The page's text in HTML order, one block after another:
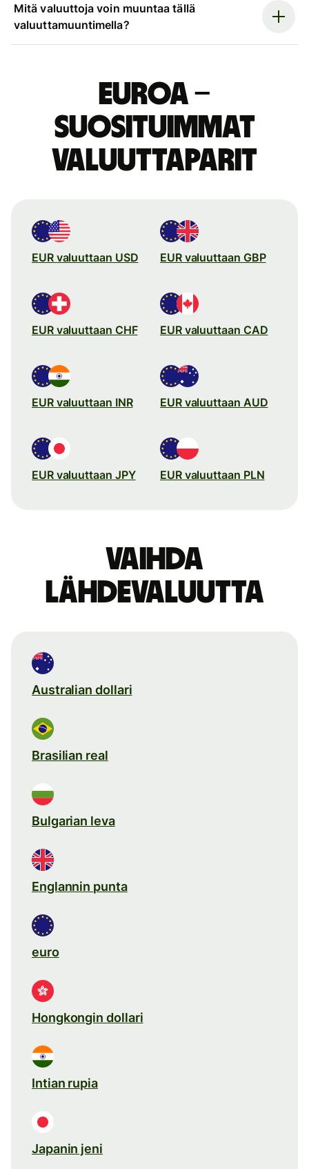
Mitä valuuttoja voin muuntaa tällä
valuuttamuuntimella?
euroa –
suosituimmat
valuuttaparit
EUR valuuttaan USD EUR valuuttaan GBP
EUR valuuttaan CHF EUR valuuttaan CAD
EUR valuuttaan INR EUR valuuttaan AUD
EUR valuuttaan JPY EUR valuuttaan PLN
Vaihda
lähdevaluutta
Australian dollari
Brasilian real
Bulgarian leva
Englannin punta
euro
Hongkongin dollari
Intian rupia
Japanin jeni